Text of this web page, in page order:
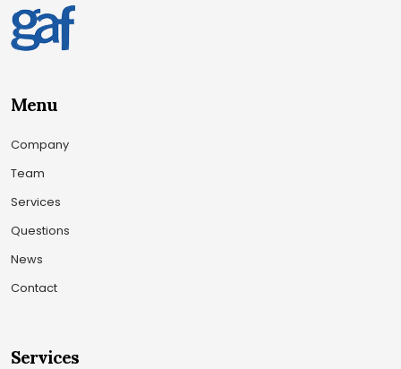
Menu
Company
Team
Services
Questions
News
Contact
Services